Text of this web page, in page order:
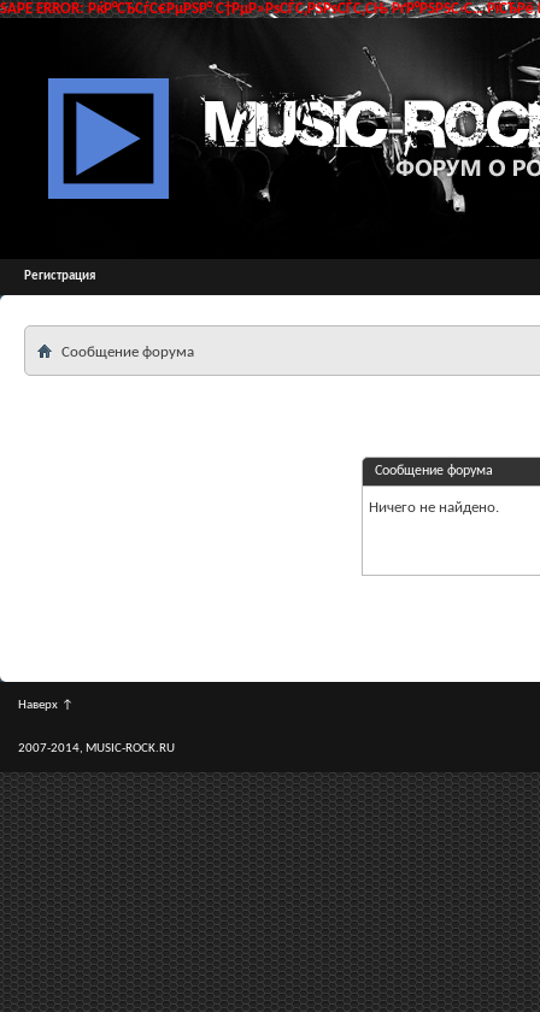
SAPE ERROR: РќР°СЂСѓС€РµРЅР° С†РµР»РѕСЃС‚РЅРѕСЃС‚СЊ РґР°РЅРЅС‹С…
Регистрация
Сообщение форума
Сообщение форума
Ничего не найдено.
Наверх ↑
2007-2014, MUSIC-ROCK.RU